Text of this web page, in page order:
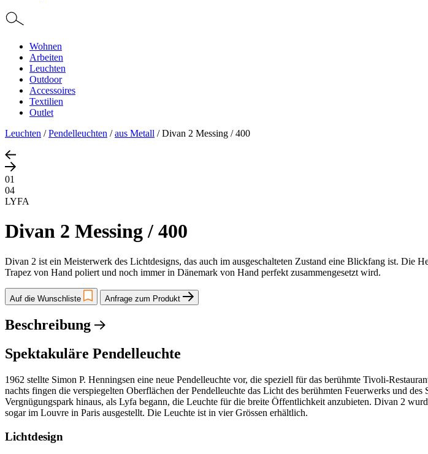
Wohnen
Arbeiten
Leuchten
Outdoor
Accessoires
Textilien
Outlet
Leuchten /Pendelleuchten /aus Metall /Divan 2 Messing / 400
01
04
LYFA
Divan 2 Messing / 400
Divan 2 ist ein Meisterwerk des Lichtdesigns, das auch im ausgeschalteten Zustand eine Blickfang ist. Die
Trapez von Hand poliert und noch immer in Dänemark von Hand perfekt zusammengesetzt wird.
Auf die Wunschliste Anfrage zum Produkt
Beschreibung
Spektakuläre Pendelleuchte
1962 stellte Simon P. Henningsen eine neue Pendelleuchte vor, die speziell für das berühmte Tivoli-
nachts fingen die verspiegelten Oberflächen der Pendelleuchte das Licht des berühmten Feuerwerks und
Vergnügungspark hinaus, als Lyfa begann, die Leuchte für die breite Öffentlichkeit anzubieten. Divan 2
sogar im Louvre in Paris ausgestellt. Die Leuchte ist in vier Grössen erhältlich.
Lichtdesign